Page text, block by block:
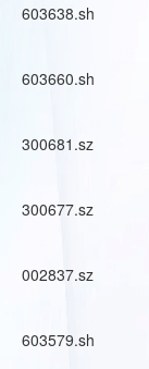
603638.sh
603660.sh
300681.sz
300677.sz
002837.sz
603579.sh